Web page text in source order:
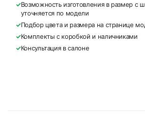
✓Возможность изготовления в размер с
уточняется по модели
✓Подбор цвета и размера на странице
✓Комплекты с коробкой и наличниками
✓Консультация в салоне